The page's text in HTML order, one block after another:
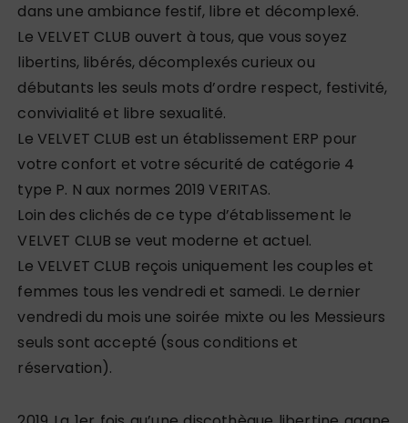
dans une ambiance festif, libre et décomplexé.
Le VELVET CLUB ouvert à tous, que vous soyez
libertins, libérés, décomplexés curieux ou
débutants les seuls mots d’ordre respect, festivité,
convivialité et libre sexualité.
Le VELVET CLUB est un établissement ERP pour
votre confort et votre sécurité de catégorie 4
type P. N aux normes 2019 VERITAS.
Loin des clichés de ce type d’établissement le
VELVET CLUB se veut moderne et actuel.
Le VELVET CLUB reçois uniquement les couples et
femmes tous les vendredi et samedi. Le dernier
vendredi du mois une soirée mixte ou les Messieurs
seuls sont accepté (sous conditions et
réservation).